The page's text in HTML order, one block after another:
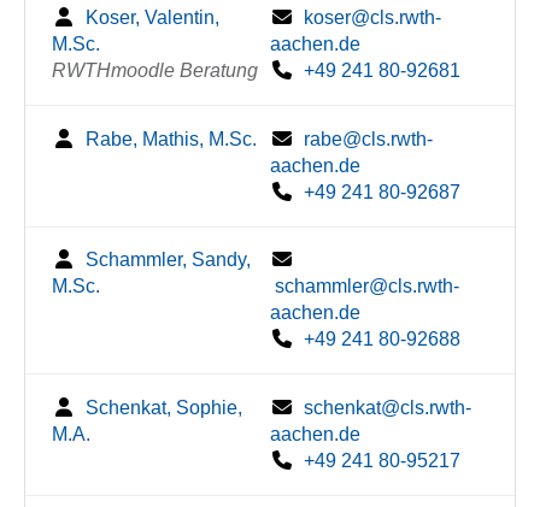
Koser, Valentin,
M.Sc.
RWTHmoodle Beratung
koser@cls.rwth-
aachen.de
+49 241 80-92681
Rabe, Mathis, M.Sc.
rabe@cls.rwth-
aachen.de
+49 241 80-92687
Schammler, Sandy,
M.Sc.
schammler@cls.rwth-
aachen.de
+49 241 80-92688
Schenkat, Sophie,
M.A.
schenkat@cls.rwth-
aachen.de
+49 241 80-95217